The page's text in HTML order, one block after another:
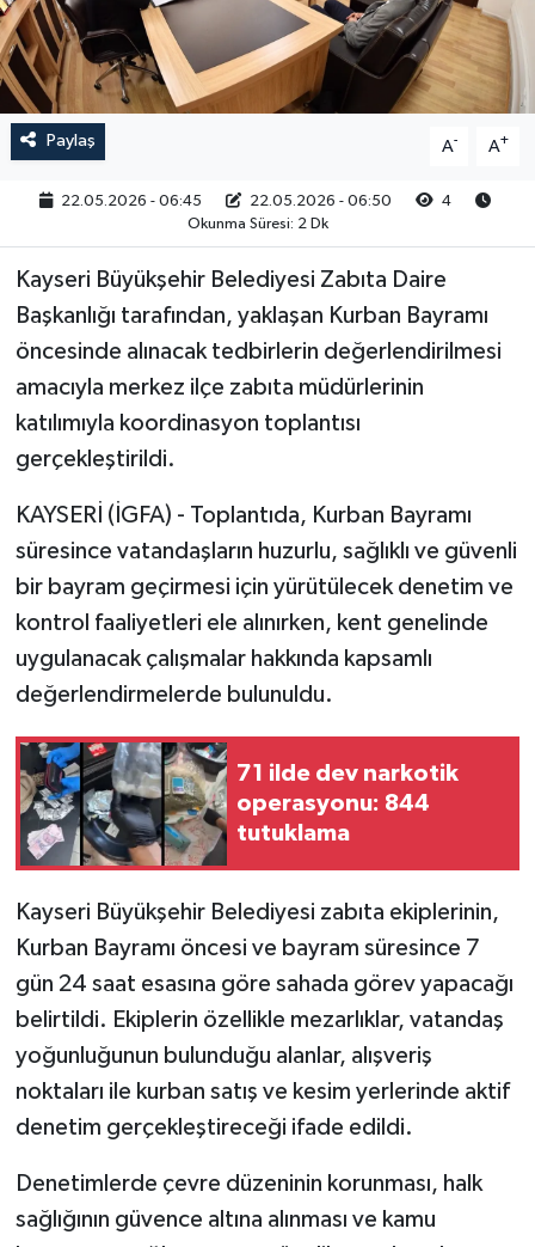
Paylaş A- A+
22.05.2026 - 06:45 22.05.2026 - 06:50
4
Okunma Süresi: 2 Dk
Kayseri Büyükşehir Belediyesi Zabıta Daire
Başkanlığı tarafından, yaklaşan Kurban Bayramı
öncesinde alınacak tedbirlerin değerlendirilmesi
amacıyla merkez ilçe zabıta müdürlerinin
katılımıyla koordinasyon toplantısı
gerçekleştirildi.
KAYSERİ (İGFA) - Toplantıda, Kurban Bayramı
süresince vatandaşların huzurlu, sağlıklı ve güvenli
bir bayram geçirmesi için yürütülecek denetim ve
kontrol faaliyetleri ele alınırken, kent genelinde
uygulanacak çalışmalar hakkında kapsamlı
değerlendirmelerde bulunuldu.
71 ilde dev narkotik
operasyonu: 844
tutuklama
Kayseri Büyükşehir Belediyesi zabıta ekiplerinin,
Kurban Bayramı öncesi ve bayram süresince 7
gün 24 saat esasına göre sahada görev yapacağı
belirtildi. Ekiplerin özellikle mezarlıklar, vatandaş
yoğunluğunun bulunduğu alanlar, alışveriş
noktaları ile kurban satış ve kesim yerlerinde aktif
denetim gerçekleştireceği ifade edildi.
Denetimlerde çevre düzeninin korunması, halk
sağlığının güvence altına alınması ve kamu
RESMİ İLAN